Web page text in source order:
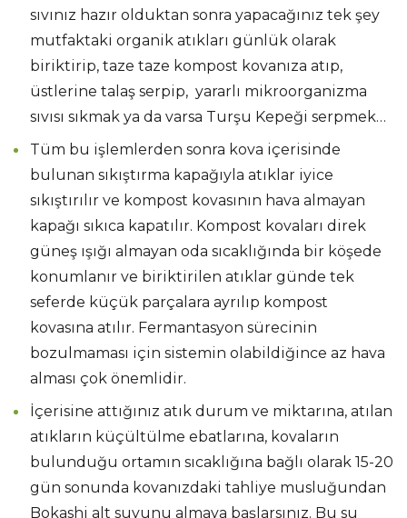
sıvınız hazır olduktan sonra yapacağınız tek şey
mutfaktaki organik atıkları günlük olarak
biriktirip, taze taze kompost kovanıza atıp,
üstlerine talaş serpip, yararlı mikroorganizma
sıvısı sıkmak ya da varsa Turşu Kepeği serpmek…
Tüm bu işlemlerden sonra kova içerisinde
bulunan sıkıştırma kapağıyla atıklar iyice
sıkıştırılır ve kompost kovasının hava almayan
kapağı sıkıca kapatılır. Kompost kovaları direk
güneş ışığı almayan oda sıcaklığında bir köşede
konumlanır ve biriktirilen atıklar günde tek
seferde küçük parçalara ayrılıp kompost
kovasına atılır. Fermantasyon sürecinin
bozulmaması için sistemin olabildiğince az hava
alması çok önemlidir.
İçerisine attığınız atık durum ve miktarına, atılan
atıkların küçültülme ebatlarına, kovaların
bulunduğu ortamın sıcaklığına bağlı olarak 15-20
gün sonunda kovanızdaki tahliye musluğundan
Bokashi alt suyunu almaya başlarsınız. Bu su